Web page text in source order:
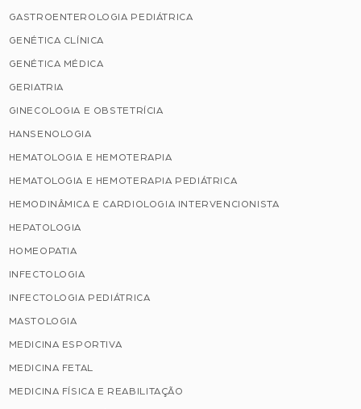
GASTROENTEROLOGIA PEDIÁTRICA
GENÉTICA CLÍNICA
GENÉTICA MÉDICA
GERIATRIA
GINECOLOGIA E OBSTETRÍCIA
HANSENOLOGIA
HEMATOLOGIA E HEMOTERAPIA
HEMATOLOGIA E HEMOTERAPIA PEDIÁTRICA
HEMODINÂMICA E CARDIOLOGIA INTERVENCIONISTA
HEPATOLOGIA
HOMEOPATIA
INFECTOLOGIA
INFECTOLOGIA PEDIÁTRICA
MASTOLOGIA
MEDICINA ESPORTIVA
MEDICINA FETAL
MEDICINA FÍSICA E REABILITAÇÃO